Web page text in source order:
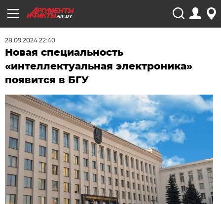
AIF.BY
28.09.2024 22:40
Новая специальность
«интеллектуальная электроника»
появится в БГУ